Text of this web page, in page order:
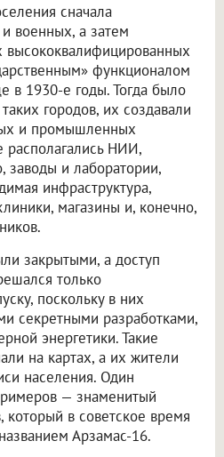
сначала
военных, а затем
высококвалифицированных
функционалом
в 1930-е годы. Тогда было
городов, их создавали
и промышленных
располагались НИИ,
заводы и лаборатории,
инфраструктура,
магазины и, конечно,
закрытыми, а доступ
только
поскольку в них
секретными разработками,
энергетики. Такие
на картах, а их жители
населения. Один
— знаменитый
который в советское время
Арзамас-16.